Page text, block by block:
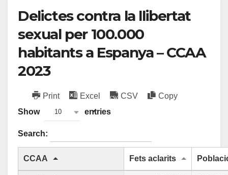
Delictes contra la llibertat
sexual per 100.000
habitants a Espanya – CCAA
2023
Print Excel CSV
Copy
Show
10 entries
Search:
CCAA Fets aclarits